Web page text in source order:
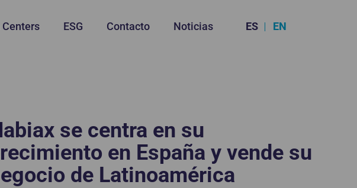
ESG Contacto Noticias ES EN
se centra en su
en España y vende su
de Latinoamérica